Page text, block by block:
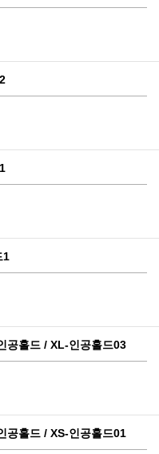
1
공홀드 / XL-인공홀드03
공홀드 / XS-인공홀드01